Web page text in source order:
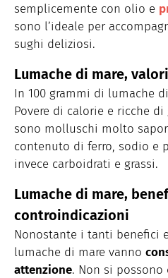
semplicemente con olio e
sono l’ideale per
sughi deliziosi.
Lumache di mare,
In 100 grammi di lumache
Povere di calorie e ricche
sono molluschi molto
contenuto di ferro, sodio e
invece carboidrati e grassi.
Lumache di mare,
controindicazioni
Nonostante i tanti benefici
lumache di mare vanno
attenzione. Non si possono